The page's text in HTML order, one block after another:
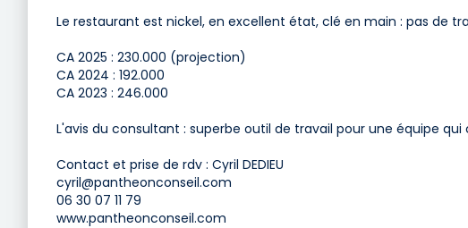
Le restaurant est nickel, en excellent état, clé en main : pas de
CA 2025 : 230.000 (projection)
CA 2024 : 192.000
CA 2023 : 246.000
L'avis du consultant : superbe outil de travail pour une équipe
Contact et prise de rdv : Cyril DEDIEU
cyril@pantheonconseil.com
06 30 07 11 79
www.pantheonconseil.com